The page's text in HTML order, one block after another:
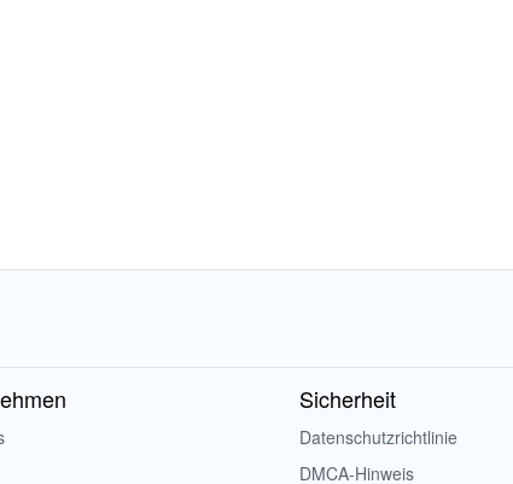
Sicherheit
Datenschutzrichtlinie
DMCA-Hinweis